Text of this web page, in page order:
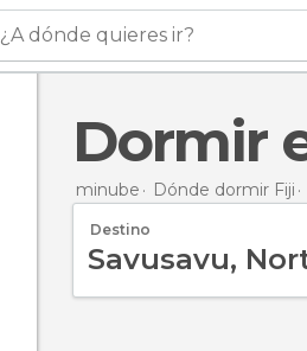
¿A dónde quieres ir?
Dormir
minube Dónde dormir Fiji
Destino